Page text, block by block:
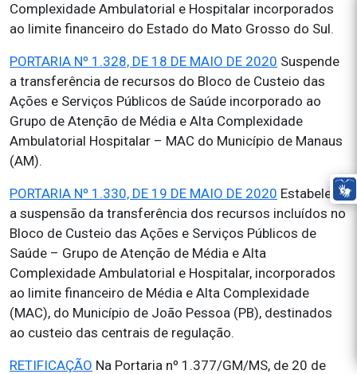
Complexidade Ambulatorial e Hospitalar incorporados
ao limite financeiro do Estado do Mato Grosso do Sul.
PORTARIA Nº 1.328, DE 18 DE MAIO DE 2020 Suspende
a transferência de recursos do Bloco de Custeio das
Ações e Serviços Públicos de Saúde incorporado ao
Grupo de Atenção de Média e Alta Complexidade
Ambulatorial Hospitalar – MAC do Município de Manaus
(AM).
PORTARIA Nº 1.330, DE 19 DE MAIO DE 2020 Estabelece
a suspensão da transferência dos recursos incluídos no
Bloco de Custeio das Ações e Serviços Públicos de
Saúde – Grupo de Atenção de Média e Alta
Complexidade Ambulatorial e Hospitalar, incorporados
ao limite financeiro de Média e Alta Complexidade
(MAC), do Município de João Pessoa (PB), destinados
ao custeio das centrais de regulação.
RETIFICAÇÃO Na Portaria nº 1.377/GM/MS, de 20 de